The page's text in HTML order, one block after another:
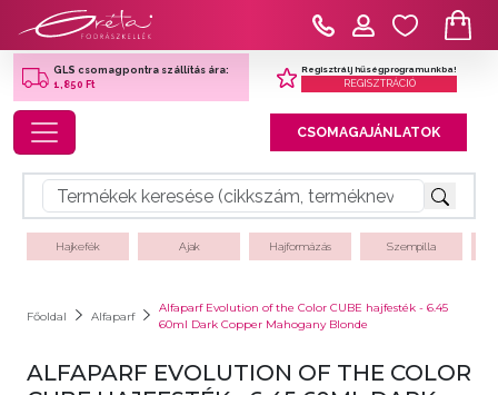
GLS csomagpontra szállítás ára:
1,850 Ft
Regisztrálj hűségprogramunkba!
REGISZTRÁCIÓ
Toggle navigation CSOMAGAJÁNLATOK
Hajkefék Ajak Hajformázás Szempilla
Főoldal Alfaparf
Alfaparf Evolution of the Color CUBE hajfesték - 6.45
60ml Dark Copper Mahogany Blonde
ALFAPARF EVOLUTION OF THE COLOR